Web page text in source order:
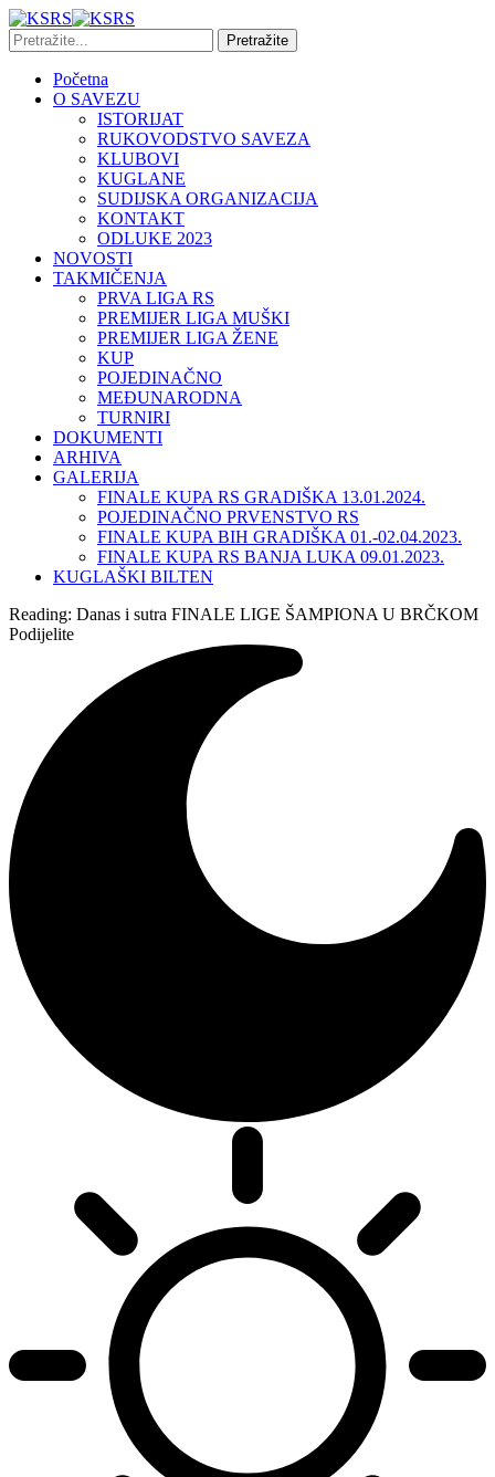
Početna
O SAVEZU
ISTORIJAT
RUKOVODSTVO SAVEZA
KLUBOVI
KUGLANE
SUDIJSKA ORGANIZACIJA
KONTAKT
ODLUKE 2023
NOVOSTI
TAKMIČENJA
PRVA LIGA RS
PREMIJER LIGA MUŠKI
PREMIJER LIGA ŽENE
KUP
POJEDINAČNO
MEĐUNARODNA
TURNIRI
DOKUMENTI
ARHIVA
GALERIJA
FINALE KUPA RS GRADIŠKA 13.01.2024.
POJEDINAČNO PRVENSTVO RS
FINALE KUPA BIH GRADIŠKA 01.-02.04.2023.
FINALE KUPA RS BANJA LUKA 09.01.2023.
KUGLAŠKI BILTEN
Reading: Danas i sutra FINALE LIGE ŠAMPIONA U BRČKOM
Podijelite